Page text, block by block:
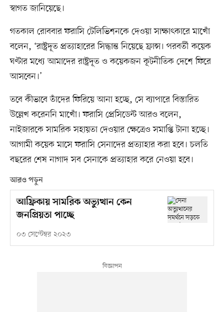
স্বাগত জানিয়েছে।
গতকাল রোববার ফরাসি টেলিভিশনকে দেওয়া সাক্ষাৎকারে মাখোঁ
বলেন, ‘রাষ্ট্রদূত প্রত্যাহারের সিদ্ধান্ত নিয়েছে ফ্রান্স। পরবর্তী কয়েক
ঘণ্টার মধ্যে আমাদের রাষ্ট্রদূত ও কয়েকজন কূটনীতিক দেশে ফিরে
আসবেন।’
তবে কীভাবে তাঁদের ফিরিয়ে আনা হচ্ছে, সে ব্যাপারে বিস্তারিত
উল্লেখ করেননি মাখোঁ। ফরাসি প্রেসিডেন্ট আরও বলেন,
নাইজারকে সামরিক সহায়তা দেওয়ার ক্ষেত্রেও সমাপ্তি টানা হচ্ছে।
আগামী কয়েক মাসে ফরাসি সেনাদের প্রত্যাহার করা হবে। চলতি
বছরের শেষ নাগাদ সব সেনাকে প্রত্যাহার করে নেওয়া হবে।
আরও পড়ুন
আফ্রিকায় সামরিক অভ্যুত্থান কেন
জনপ্রিয়তা পাচ্ছে
০৩ সেপ্টেম্বর ২০২৩